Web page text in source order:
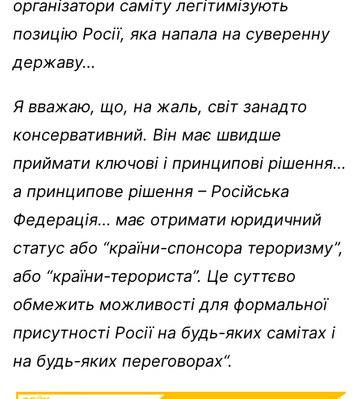
організатори саміту легітимізують
позицію Росії, яка напала на суверенну
державу…
Я вважаю, що, на жаль, світ занадто
консервативний. Він має швидше
приймати ключові і принципові рішення…
а принципове рішення – Російська
Федерація… має отримати юридичний
статус або “країни-спонсора тероризму”,
або “країни-терориста”. Це суттєво
обмежить можливості для формальної
присутності Росії на будь-яких самітах і
на будь-яких переговорах“.